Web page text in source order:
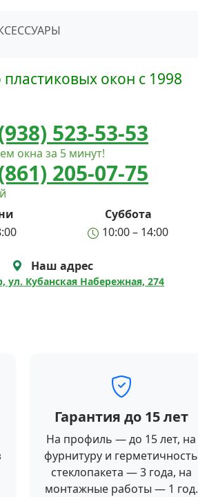
окон с 1998
523-53-53
окна за 5 минут!
205-07-75
Суббота
10:00 – 14:00
Наш адрес
ул. Кубанская Набережная, 274
Гарантия до 15 лет
На профиль — до 15 лет, на
фурнитуру и герметичность
стеклопакета — 3 года, на
монтажные работы — 1 год.